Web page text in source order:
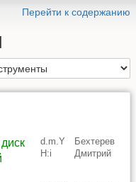
Перейти к содержанию
d.m.Y
H:i
Бехтерев
Дмитрий